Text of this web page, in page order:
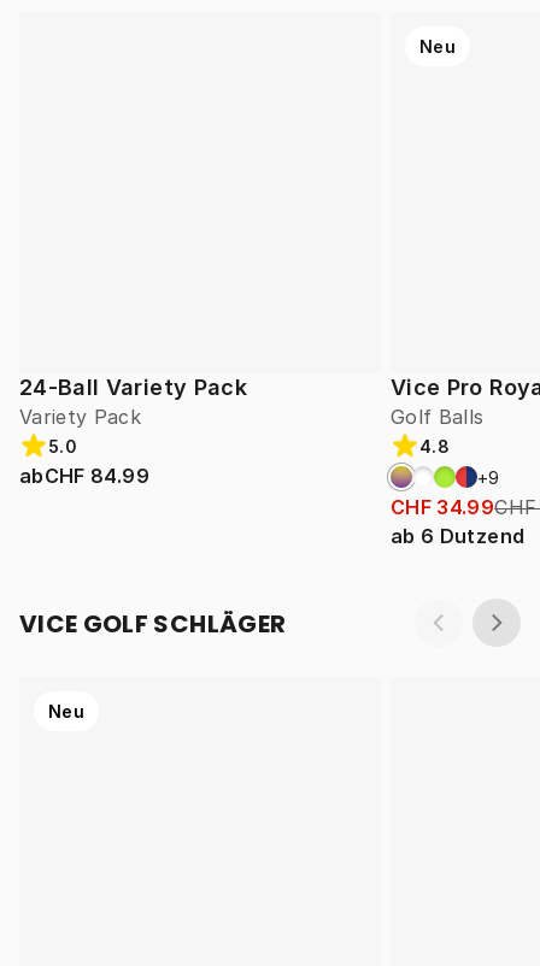
24-Ball Variety Pack
Variety Pack
5.0
abCHF 84.99
Vice Pro
Golf Balls
Neu
4.8
+9
CHF 34.99
ab 6 Dutzend
VICE GOLF SCHLÄGER
Neu